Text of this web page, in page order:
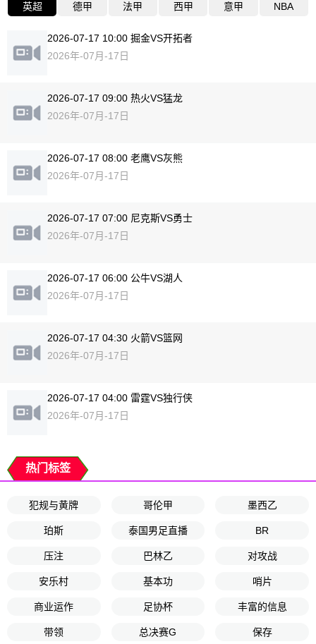
英超 德甲 法甲 西甲 意甲 NBA
2026-07-17 10:00 掘金VS开拓者
2026年-07月-17日
2026-07-17 09:00 热火VS猛龙
2026年-07月-17日
2026-07-17 08:00 老鹰VS灰熊
2026年-07月-17日
2026-07-17 07:00 尼克斯VS勇士
2026年-07月-17日
2026-07-17 06:00 公牛VS湖人
2026年-07月-17日
2026-07-17 04:30 火箭VS篮网
2026年-07月-17日
2026-07-17 04:00 雷霆VS独行侠
2026年-07月-17日
热门标签
犯规与黄牌 哥伦甲 墨西乙
珀斯 泰国男足直播 BR
压注 巴林乙 对攻战
安乐村 基本功 哨片
商业运作 足协杯 丰富的信息
带领 总决赛G 保存